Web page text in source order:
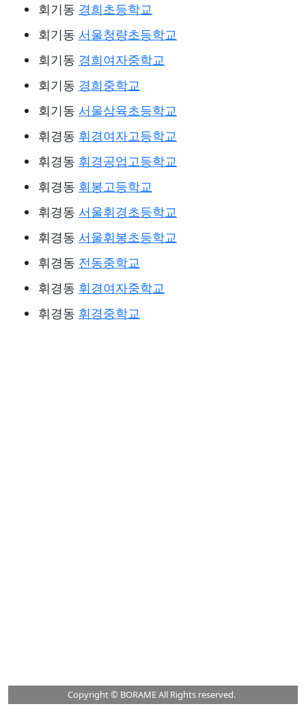
회기동 경희초등학교
회기동 서울청량초등학교
회기동 경희여자중학교
회기동 경희중학교
회기동 서울삼육초등학교
휘경동 휘경여자고등학교
휘경동 휘경공업고등학교
휘경동 휘봉고등학교
휘경동 서울휘경초등학교
휘경동 서울휘봉초등학교
휘경동 전동중학교
휘경동 휘경여자중학교
휘경동 휘경중학교
Copyright © BORAME All Rights reserved.